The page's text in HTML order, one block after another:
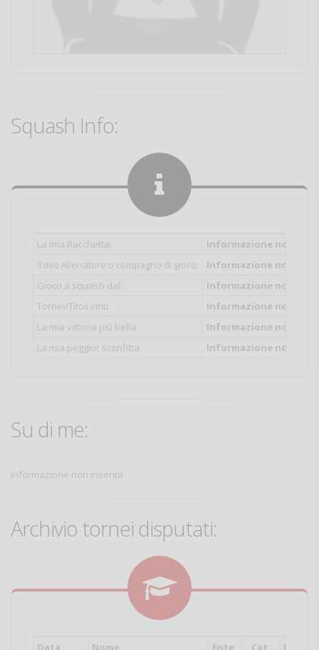
Squash Info:
La mia Racchetta:
Informazione non
Il mio Allenatore o compagno di gioco:
Informazione non
Gioco a squash dal:
Informazione non
Tornei/Titoli vinti:
Informazione non
La mia vittoria più bella:
Informazione non
La mia peggior sconfitta:
Informazione non
Su di me:
Informazione non inserita
Archivio tornei disputati:
Data Nome Ente Cat.